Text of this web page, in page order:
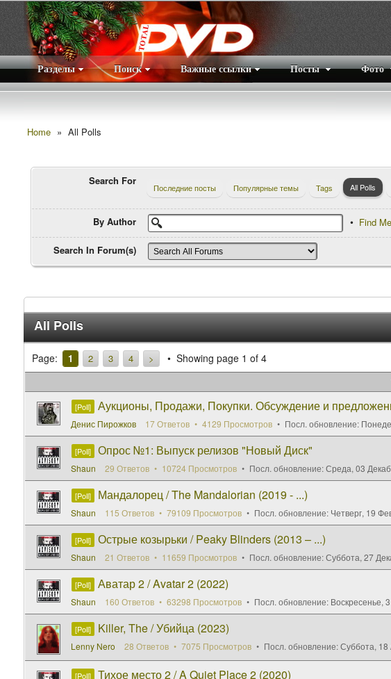
Разделы Поиск Важные ссылки Посты Фото
Home » All Polls
Search For
Последние посты Популярные темы Tags All Polls
By Author Find
Search In Forum(s)
All Polls
Page: 1 2 3 4 > Showing page 1 of 4
[Poll] Аукционы, Продажи, Покупки. Обсуждение и
Денис Пирожков 17 Ответов 4129 Просмотров Посл. обновление:
[Poll] Опрос №1: Выпуск релизов "Новый Диск"
Shaun 29 Ответов 10724 Просмотров Посл. обновление:Среда, 03
[Poll] Мандалорец / The Mandalorian (2019 - ...)
Shaun 115 Ответов 79109 Просмотров Посл. обновление: Четверг, 19
[Poll] Острые козырьки / Peaky Blinders (2013 – ...)
Shaun 21 Ответов 11659 Просмотров Посл. обновление:Суббота, 27
[Poll] Аватар 2 / Avatar 2 (2022)
Shaun 160 Ответов 63298 Просмотров Посл. обновление: Воскресенье,
[Poll] Killer, The / Убийца (2023)
Lenny Nero 28 Ответов 7075 Просмотров Посл. обновление:Суббота, 18
[Poll] Тихое место 2 / A Quiet Place 2 (2020)